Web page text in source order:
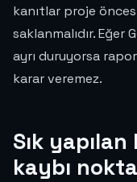
kanıtlar proje
saklanmalıdır. Eğer
ayrı duruyorsa
karar veremez.
Sık
kaybı